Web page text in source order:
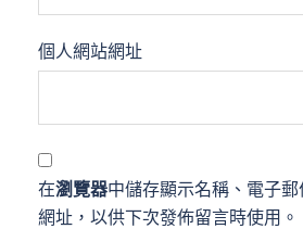
個人網站網址
在瀏覽器中儲存顯示名稱、電子
網址，以供下次發佈留言時使用。